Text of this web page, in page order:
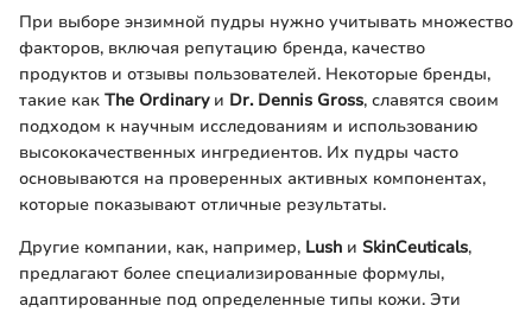
При выборе энзимной пудры нужно учитывать множество
факторов, включая репутацию бренда, качество
продуктов и отзывы пользователей. Некоторые бренды,
такие как The Ordinaryи Dr. Dennis Gross, славятся своим
подходом к научным исследованиям и использованию
высококачественных ингредиентов. Их пудры часто
основываются на проверенных активных компонентах,
которые показывают отличные результаты.
Другие компании, как, например, Lush и SkinCeuticals,
предлагают более специализированные формулы,
адаптированные под определенные типы кожи. Эти